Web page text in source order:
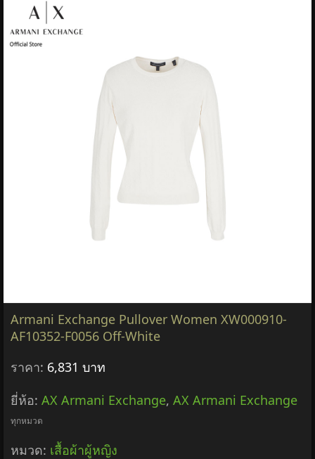
Armani Exchange Pullover Women XW000910-
AF10352-F0056 Off-White
ราคา: 6,831 บาท
ยี่ห้อ: AX Armani Exchange, AX Armani Exchange
ทุกหมวด
หมวด: เสื้อผ้าผู้หญิง